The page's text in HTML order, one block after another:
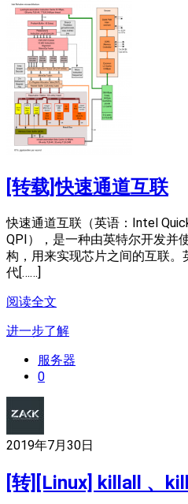
[转载]快速通道互联
快速通道互联（英语： Intel
QPI），是一种由英特尔开发并
构，用来实现芯片之间的互联。
代[……]
阅读全文
进一步了解
服务器
0
2019年7月30日
[转][Linux] killall 、